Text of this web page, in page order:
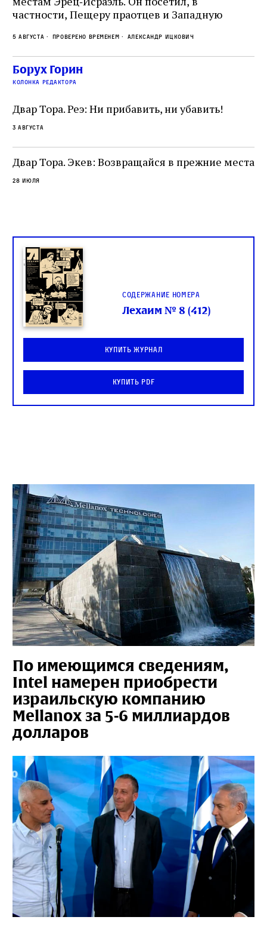
частности, Пещеру праотцев и Западную
необычайное напряжение и сознательно
отказался приходить к Стене в Тиша бе‑Ав,
чтобы не собирать вокруг себя большое
количество хасидов и жителей города и тем
5 августа Проверено временем Александр Ицкович
Борух Горин
колонка редактора
Двар Тора. Реэ: Ни прибавить, ни убавить!
3 августа
Двар Тора. Экев: Возвращайся в прежние места
28 июля
Содержание номера
Лехаим № 8 (412)
Купить журнал
Купить PDF
По имеющимся сведениям,
Intel намерен приобрести
израильскую компанию
Mellanox за 5-6 миллиардов
долларов